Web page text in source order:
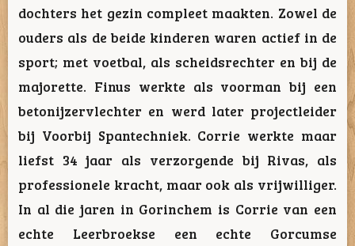
dochters het gezin compleet maakten. Zowel de
ouders als de beide kinderen waren actief in de
sport; met voetbal, als scheidsrechter en bij de
majorette. Finus werkte als voorman bij een
betonijzervlechter en werd later projectleider
bij Voorbij Spantechniek. Corrie werkte maar
liefst 34 jaar als verzorgende bij Rivas, als
professionele kracht, maar ook als vrijwilliger.
In al die jaren in Gorinchem is Corrie van een
echte Leerbroekse een echte Gorcumse